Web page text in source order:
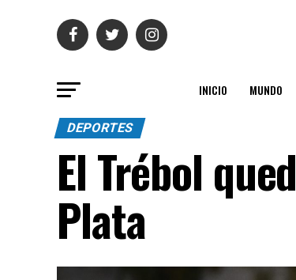
INICIO MUNDO
DEPORTES
El Trébol
Plata